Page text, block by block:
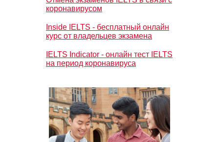
коронавирусом
Inside IELTS - бесплатный онлайн
курс от владельцев экзамена
IELTS Indicator - онлайн тест IELTS
на период коронавируса